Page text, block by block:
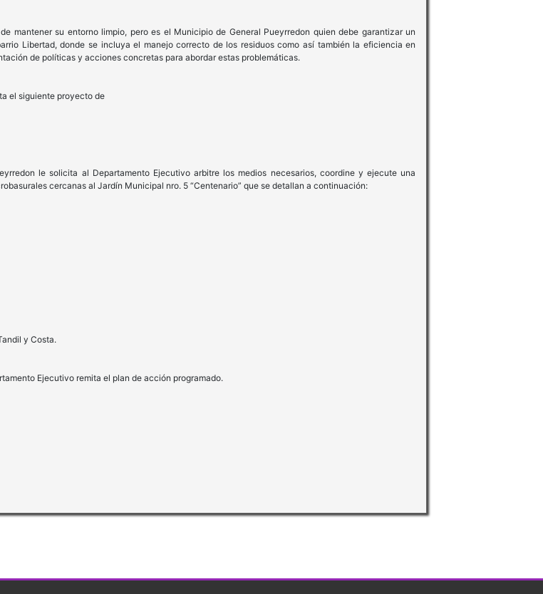
mantener su entorno limpio, pero es el Municipio de General Pueyrredon quien debe garantizar un
Libertad, donde se incluya el manejo correcto de los residuos como así también la eficiencia en
de políticas y acciones concretas para abordar estas problemáticas.
el siguiente proyecto de
le solicita al Departamento Ejecutivo arbitre los medios necesarios, coordine y ejecute una
cercanas al Jardín Municipal nro. 5 “Centenario” que se detallan a continuación:
y Costa.
Ejecutivo remita el plan de acción programado.